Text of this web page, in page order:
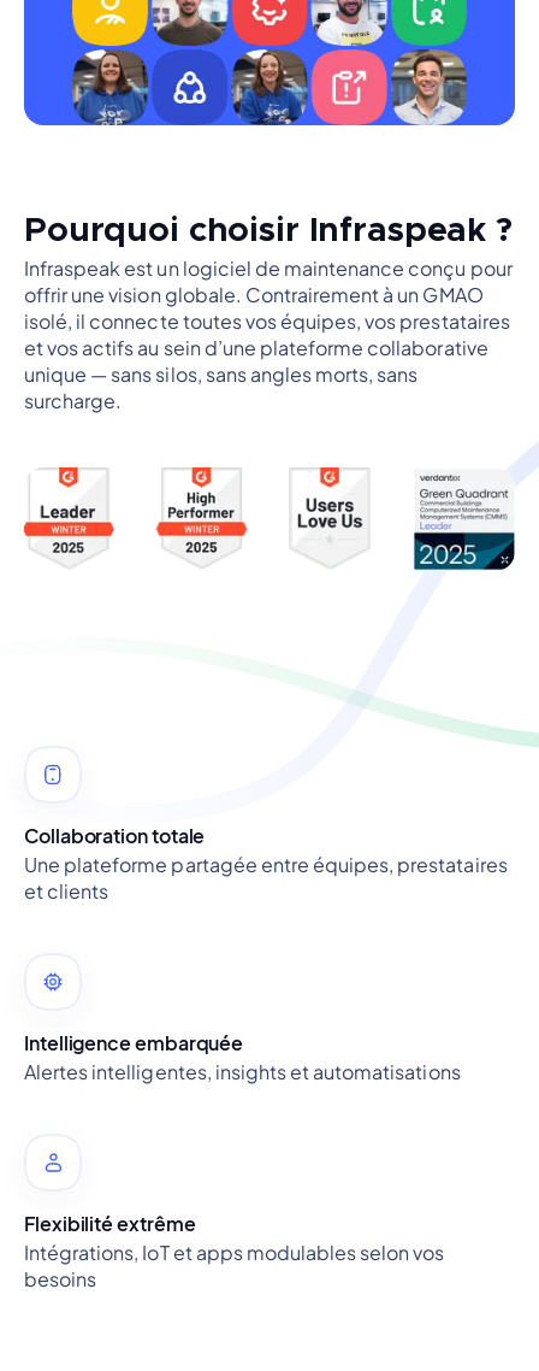
Pourquoi choisir Infraspeak ?
Infraspeak est un logiciel de maintenance conçu pour
offrir une vision globale. Contrairement à un GMAO
isolé, il connecte toutes vos équipes, vos prestataires
et vos actifs au sein d’une plateforme collaborative
unique — sans silos, sans angles morts, sans
surcharge.
Collaboration totale
Une plateforme partagée entre équipes, prestataires
et clients
Intelligence embarquée
Alertes intelligentes, insights et automatisations
Flexibilité extrême
Intégrations, IoT et apps modulables selon vos
besoins